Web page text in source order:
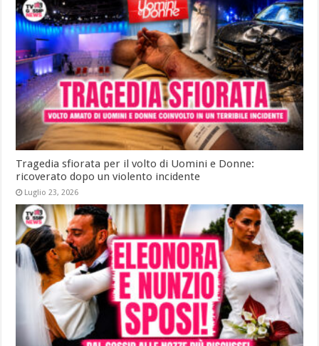
Tragedia sfiorata per il volto di Uomini e Donne:
ricoverato dopo un violento incidente
Luglio 23, 2026